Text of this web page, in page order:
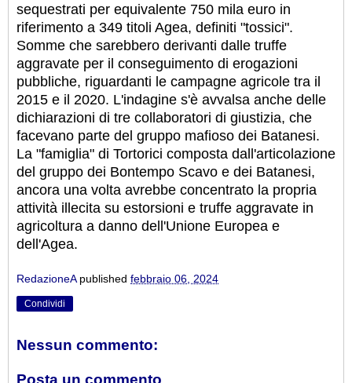
sequestrati per equivalente 750 mila euro in
riferimento a 349 titoli Agea, definiti "tossici".
Somme che sarebbero derivanti dalle truffe
aggravate per il conseguimento di erogazioni
pubbliche, riguardanti le campagne agricole tra il
2015 e il 2020. L'indagine s'è avvalsa anche delle
dichiarazioni di tre collaboratori di giustizia, che
facevano parte del gruppo mafioso dei Batanesi.
La "famiglia" di Tortorici composta dall'articolazione
del gruppo dei Bontempo Scavo e dei Batanesi,
ancora una volta avrebbe concentrato la propria
attività illecita su estorsioni e truffe aggravate in
agricoltura a danno dell'Unione Europea e
dell'Agea.
RedazioneA published febbraio 06, 2024
Condividi
Nessun commento:
Posta un commento